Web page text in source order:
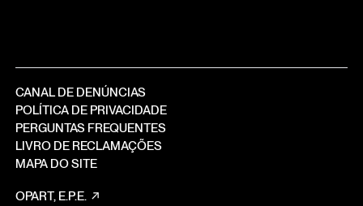
CANAL DE DENÚNCIAS
POLÍTICA DE PRIVACIDADE
PERGUNTAS FREQUENTES
LIVRO DE RECLAMAÇÕES
MAPA DO SITE
OPART, E.P.E.